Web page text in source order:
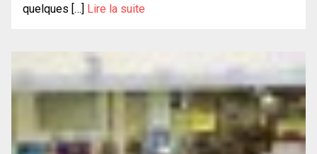
quelques […] Lire la suite